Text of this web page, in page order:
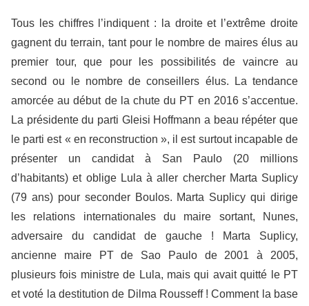
Tous les chiffres l’indiquent : la droite et l’extrême droite
gagnent du terrain, tant pour le nombre de maires élus au
premier tour, que pour les possibilités de vaincre au
second ou le nombre de conseillers élus. La tendance
amorcée au début de la chute du PT en 2016 s’accentue.
La présidente du parti Gleisi Hoffmann a beau répéter que
le parti est « en reconstruction », il est surtout incapable de
présenter un candidat à San Paulo (20 millions
d’habitants) et oblige Lula à aller chercher Marta Suplicy
(79 ans) pour seconder Boulos. Marta Suplicy qui dirige
les relations internationales du maire sortant, Nunes,
adversaire du candidat de gauche ! Marta Suplicy,
ancienne maire PT de Sao Paulo de 2001 à 2005,
plusieurs fois ministre de Lula, mais qui avait quitté le PT
et voté la destitution de Dilma Rousseff ! Comment la base